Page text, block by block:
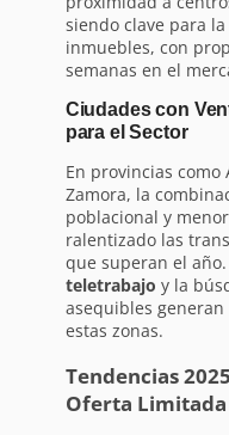
siendo clave para
inmuebles, con
semanas en el
Ciudades con
para el Sector
En provincias como
Zamora, la
poblacional y
ralentizado las
que superan el
teletrabajo y la
asequibles
estas zonas.
Tendencias
Oferta Limitada